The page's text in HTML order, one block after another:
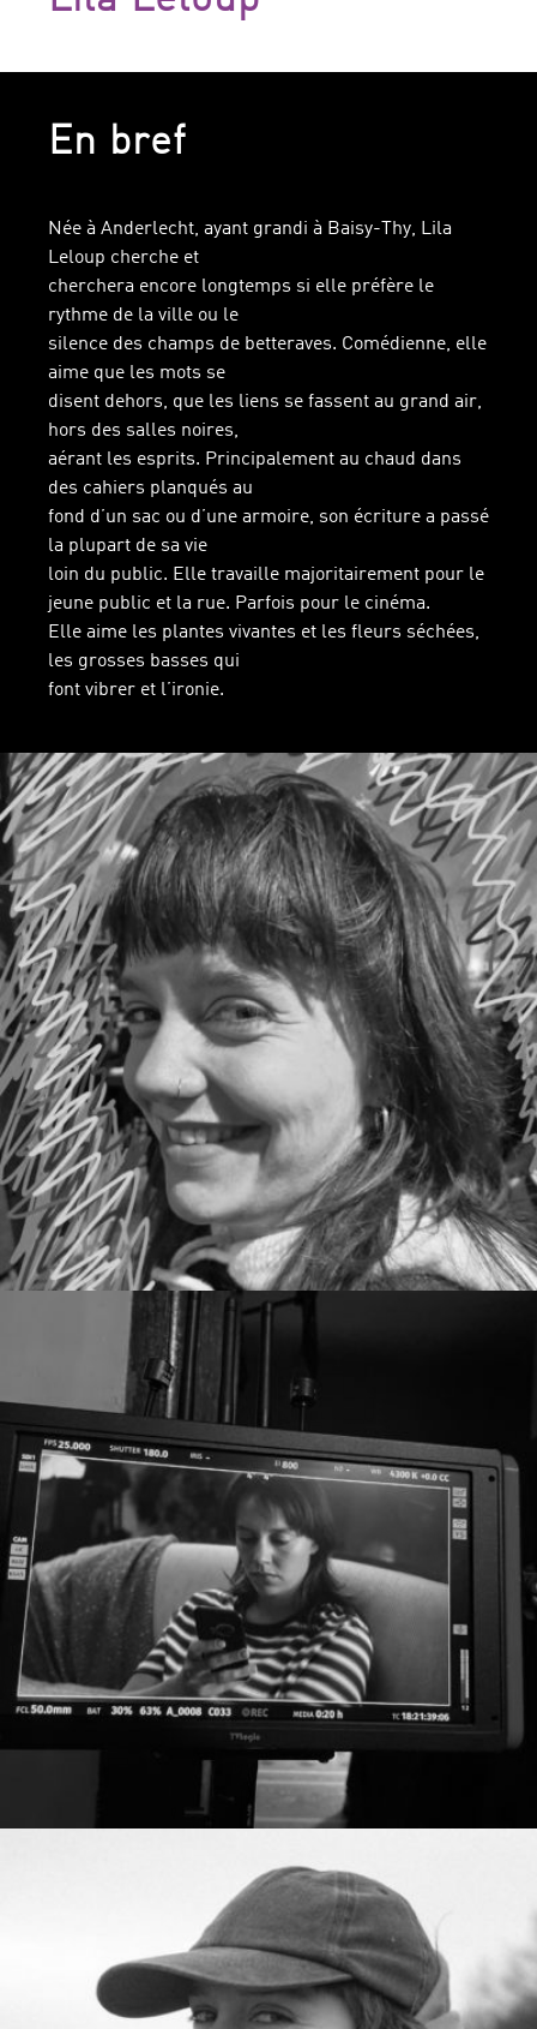
En bref
Née à Anderlecht, ayant grandi à Baisy-Thy, Lila
Leloup cherche et
cherchera encore longtemps si elle préfère le
rythme de la ville ou le
silence des champs de betteraves. Comédienne, elle
aime que les mots se
disent dehors, que les liens se fassent au grand air,
hors des salles noires,
aérant les esprits. Principalement au chaud dans
des cahiers planqués au
fond d’un sac ou d’une armoire, son écriture a passé
la plupart de sa vie
loin du public. Elle travaille majoritairement pour le
jeune public et la rue. Parfois pour le cinéma.
Elle aime les plantes vivantes et les fleurs séchées,
les grosses basses qui
font vibrer et l’ironie.